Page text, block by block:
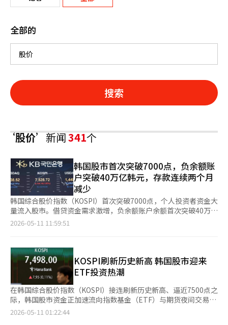
全部的
搜索
‘股价’新闻341个
韩国股市首次突破7000点，负余额账
户突破40万亿韩元，存款连续两个月
减少
韩国综合股价指数（KOSPI）首次突破7000点，个人投资者资金大
量流入股市。借贷资金需求激增，负余额账户余额首次突破40万亿
韩元。同时，活期存款连续两个月减少，部分银行开始提高存款利
账户余额截至5月7日为40万5029亿韩元。自4月底（39万7877亿
韩元）以来，短短3个交易日内增加了7152亿韩元。该余额规模为
2023年1月底（40万5395亿韩元）以来的最高水平。按月增长幅
度来看，也是自2023年10月（40万5395亿韩元）以来的最大值，
时隔2年7个月。这主要是由于家庭贷款监管与KOSPI上涨的双重影
响。负余额账户余额自去年10月开始大幅增加，并在去年11月底
达到40万亿韩元（40万837亿韩元）。由于6·27房地产政策、
10·15房地产政策等各类监管措施导致住房抵押贷款额度减少，
2026-05-11 11:59:51
KOSPI刷新历史新高 韩国股市迎来
ETF投资热潮
在韩国综合股价指数（KOSPI）接连刷新历史新高、逼近7500点之
际，韩国股市资金正加速流向指数基金（ETF）与期货夜间交易市
场。随着个人投资者大量涌入国内股票型ETF，同时中东局势、美
2026-05-11 01:22:44